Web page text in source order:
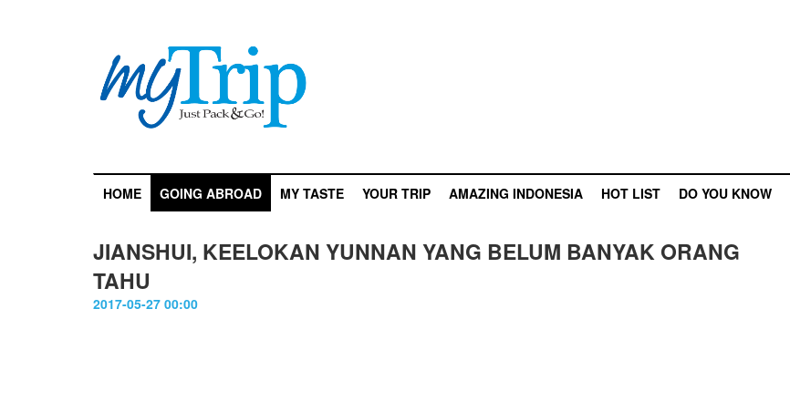
HOME GOING ABROAD MY TASTE YOUR TRIP AMAZING INDONESIA HOT LIST DO YOU KNOW
JIANSHUI, KEELOKAN YUNNAN YANG BELUM BANYAK ORANG
TAHU
2017-05-27 00:00